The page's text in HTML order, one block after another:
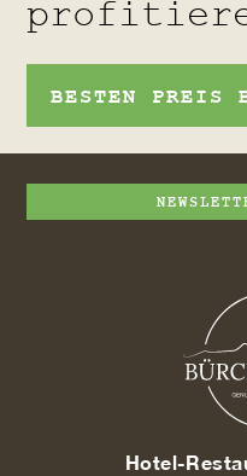
BESTEN PREIS
Hotel-